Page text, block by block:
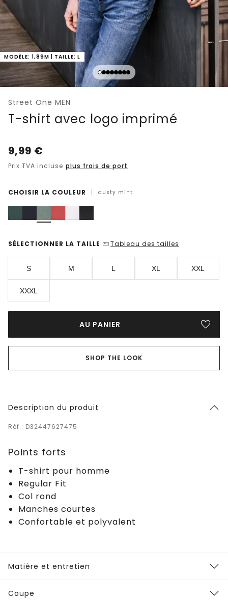
MODÈLE: 1,89M | TAILLE: L
Street One MEN
T-shirt avec logo imprimé
9,99 €
Prix TVA incluse plus frais de port
CHOISIR LA COULEUR | dusty mint
SÉLECTIONNER LA TAILLE | Tableau des tailles
S M L XL XXL
XXXL
AU PANIER
SHOP THE LOOK
Description du produit
Réf.: D32447627475
Points forts
T-shirt pour homme
Regular Fit
Col rond
Manches courtes
Confortable et polyvalent
Matière et entretien
Coupe